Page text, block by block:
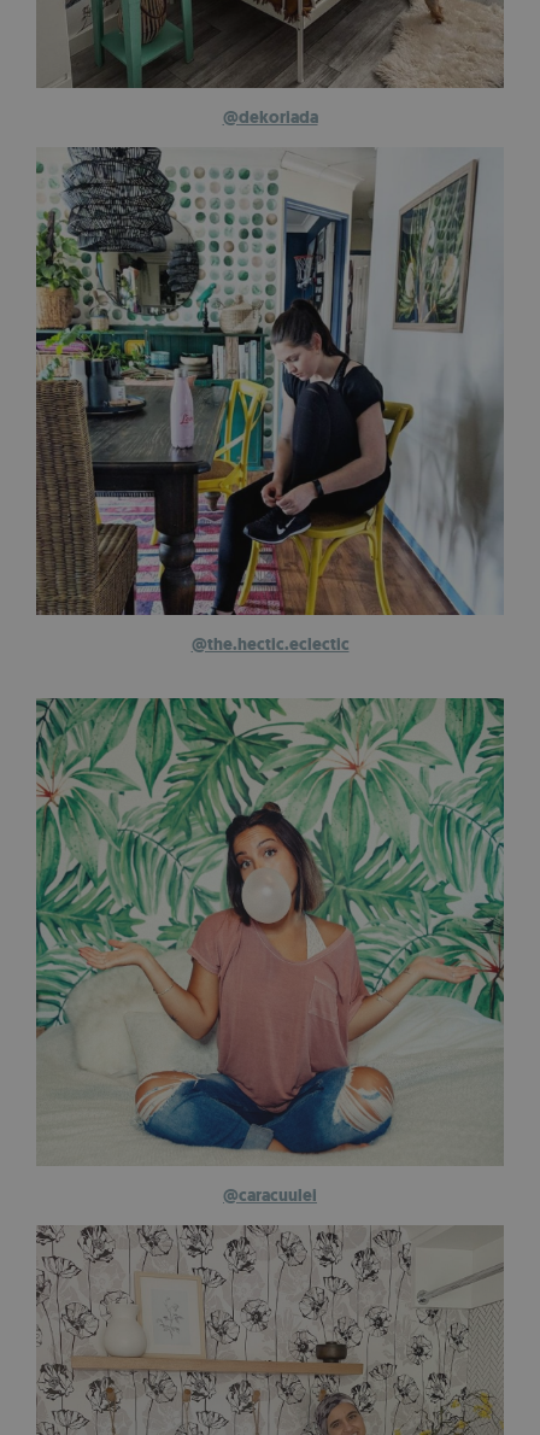
@dekoriada
@the.hectic.eclectic
@caracuulei